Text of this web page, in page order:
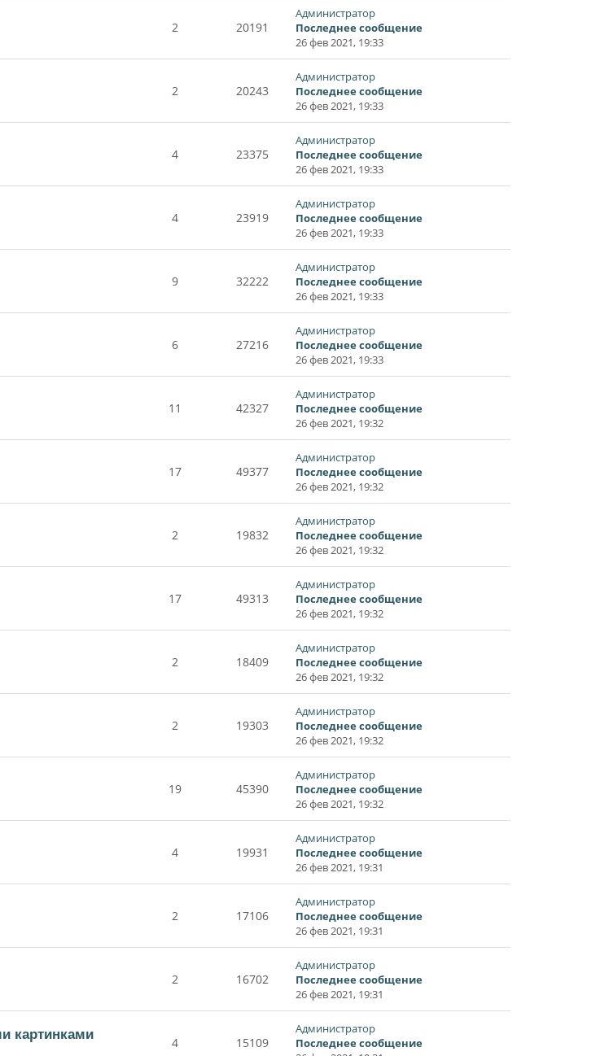
2 20191
Администратор
Последнее сообщение
26 фев 2021, 19:33
2 20243
Администратор
Последнее сообщение
26 фев 2021, 19:33
4 23375
Администратор
Последнее сообщение
26 фев 2021, 19:33
4 23919
Администратор
Последнее сообщение
26 фев 2021, 19:33
9 32222
Администратор
Последнее сообщение
26 фев 2021, 19:33
6 27216
Администратор
Последнее сообщение
26 фев 2021, 19:33
11 42327
Администратор
Последнее сообщение
26 фев 2021, 19:32
17 49377
Администратор
Последнее сообщение
26 фев 2021, 19:32
2 19832
Администратор
Последнее сообщение
26 фев 2021, 19:32
17 49313
Администратор
Последнее сообщение
26 фев 2021, 19:32
2 18409
Администратор
Последнее сообщение
26 фев 2021, 19:32
2 19303
Администратор
Последнее сообщение
26 фев 2021, 19:32
19 45390
Администратор
Последнее сообщение
26 фев 2021, 19:32
4 19931
Администратор
Последнее сообщение
26 фев 2021, 19:31
2 17106
Администратор
Последнее сообщение
26 фев 2021, 19:31
2 16702
Администратор
Последнее сообщение
26 фев 2021, 19:31
картинками
4 15109
Администратор
Последнее сообщение